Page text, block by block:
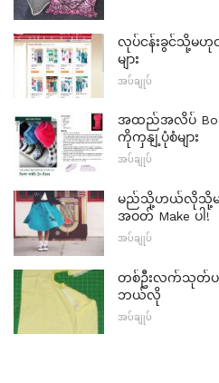
လုပ်ငန်းခွင်သို့မ
များ
အပ်ချုပ်
အထည်အလိပ်
ကိုကှနျ့ပုံစံများ
အပ်ချုပ်
မည်သို့ဟယ်လိုသို့မဟု
အဝတ် Make ပါ!
အပ်ချုပ်
တစ်ဦးလက်သုတ်ပ
ဘယ်လို
အပ်ချုပ်